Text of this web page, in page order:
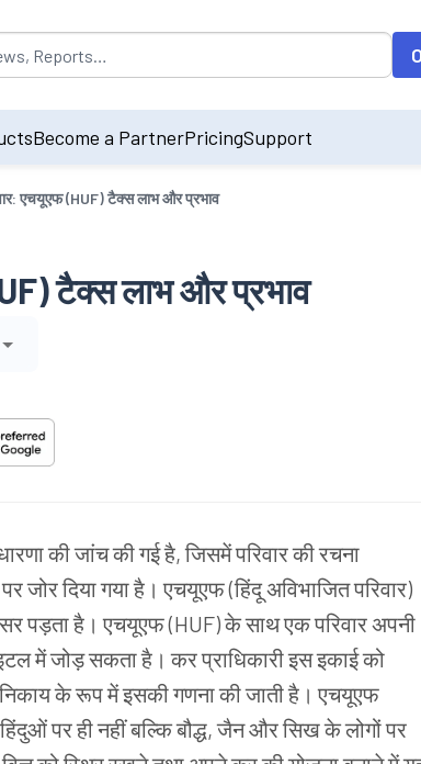
by default on accessing the input field. On
Become a PartnerPricingSupport
एचयूएफ (HUF) टैक्स लाभ और प्रभाव
टैक्स लाभ और प्रभाव
कीजांचकीगईहै, जिसमेंपरिवारकीरचना
परजोरदियागयाहै। एचयूएफ (हिंदूअविभाजितपरिवार)
पड़ताहै। एचयूएफ (HUF) केसाथएकपरिवारअपनी
मेंजोड़सकताहै। करप्राधिकारीइसइकाईको
निकायकेरूपमेंइसकीगणनाकीजातीहै। एचयूएफ
हिंदुओंपरहीनहींबल्किबौद्ध, जैनऔरसिखकेलोगोंपर